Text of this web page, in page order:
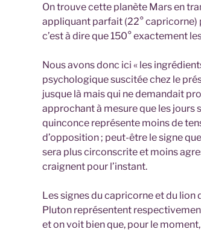
On trouve cette planète Mars en
appliquant parfait (22° capricorne)
c’est à dire que 150° exactement
Nous avons donc ici « les
psychologique suscitée chez le
jusque là mais qui ne demandait
approchant à mesure que les jours
quinconce représente moins de
d’opposition ; peut-être le signe
sera plus circonscrite et moins
craignent pour l’instant.
Les signes du capricorne et du lion
Pluton représentent
et on voit bien que, pour le